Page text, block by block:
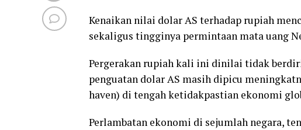
Kenaikan nilai dolar AS terhadap rupiah
sekaligus tingginya permintaan mata uang
Pergerakan rupiah kali ini dinilai tidak
penguatan dolar AS masih dipicu
haven) di tengah ketidakpastian ekonomi
Perlambatan ekonomi di sejumlah negara,